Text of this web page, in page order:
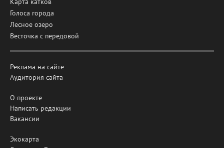
Голоса города
Лесное озеро
Весточка с передовой
Реклама на сайте
Аудитория сайта
О проекте
Написать редакции
Вакансии
Экокарта